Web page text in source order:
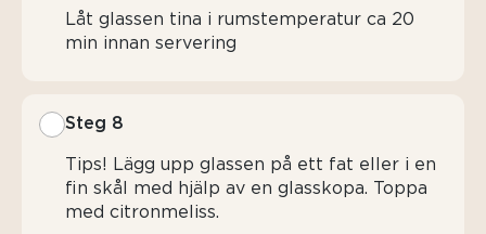
Låt glassen tina i rumstemperatur ca 20
min innan servering
Steg 8
Tips! Lägg upp glassen på ett fat eller i en
fin skål med hjälp av en glasskopa. Toppa
med citronmeliss.